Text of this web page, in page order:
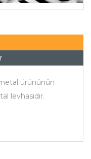
ürününün
levhasıdır.